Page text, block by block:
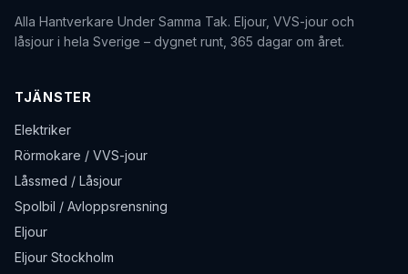
Alla Hantverkare Under Samma Tak. Eljour, VVS-jour och
låsjour i hela Sverige – dygnet runt, 365 dagar om året.
TJÄNSTER
Elektriker
Rörmokare / VVS-jour
Låssmed / Låsjour
Spolbil / Avloppsrensning
Eljour
Eljour Stockholm